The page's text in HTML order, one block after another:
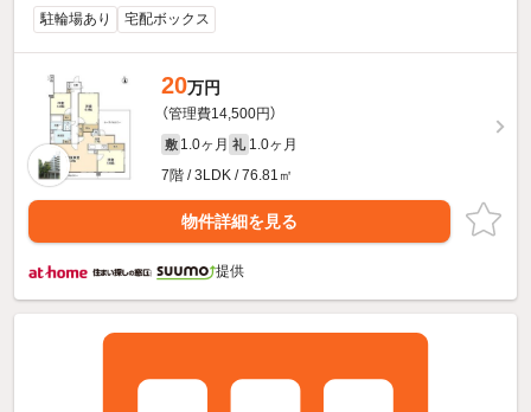
駐輪場あり 宅配ボックス
20万円
（管理費14,500円）
敷 1.0ヶ月 礼 1.0ヶ月
7階 / 3LDK / 76.81㎡
物件詳細を見る
提供